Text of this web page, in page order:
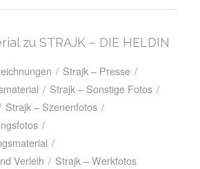
zu STRAJK – DIE HELDIN
/ Strajk – Presse /
/ Strajk – Sonstige Fotos /
Strajk – Szenenfotos /
/
/
Verleih / Strajk – Werkfotos